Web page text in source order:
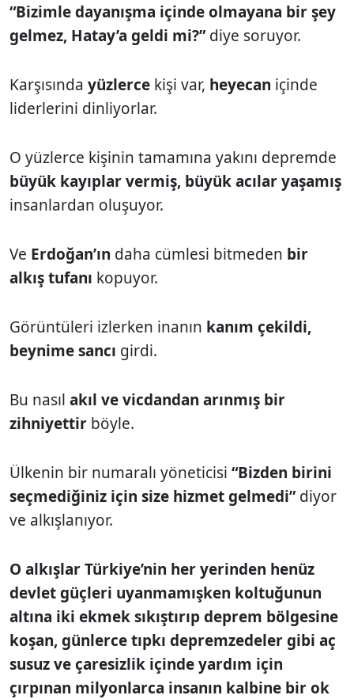
“Bizimle dayanışma içinde olmayana bir şey
gelmez, Hatay’a geldi mi?”diye soruyor.
Karşısında yüzlerce kişi var, heyecan içinde
liderlerini dinliyorlar.
O yüzlerce kişinin tamamına yakını depremde
büyük kayıplar vermiş, büyük acılar yaşamış
insanlardan oluşuyor.
Ve Erdoğan’ın daha cümlesi bitmeden bir
alkış tufanı kopuyor.
Görüntüleri izlerken inanın kanım çekildi,
beynime sancı girdi.
Bu nasıl akıl ve vicdandan arınmış bir
zihniyettir böyle.
Ülkenin bir numaralı yöneticisi “Bizden birini
seçmediğiniz için size hizmet gelmedi”diyor
ve alkışlanıyor.
O alkışlar Türkiye’nin her yerinden henüz
devlet güçleri uyanmamışken koltuğunun
altına iki ekmek sıkıştırıp deprem bölgesine
koşan, günlerce tıpkı depremzedeler gibi aç
susuz ve çaresizlik içinde yardım için
çırpınan milyonlarca insanın kalbine bir ok